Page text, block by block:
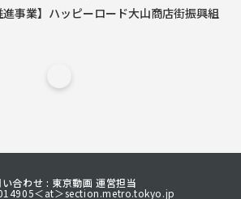
進事業】ハッピーロード大山商店街振興組
い合わせ : 東京動画 運営担当
＜at＞section.metro.tokyo.jp